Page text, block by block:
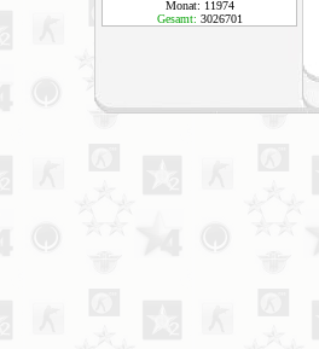
Monat: 11974
Gesamt: 3026701